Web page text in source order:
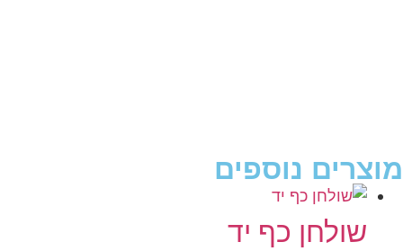
מוצרים נוספים
שולחן כף יד